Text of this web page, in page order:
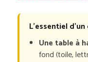
L’essentiel
Une table à
fond (toile,